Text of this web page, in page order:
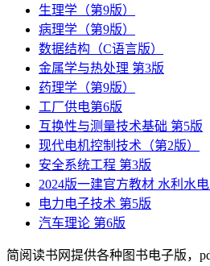
生理学（第9版）
病理学（第9版）
数据结构（C语言版）
金属学与热处理 第3版
药理学（第9版）
工厂供电第6版
互换性与测量技术基础 第5版
现代电机控制技术（第2版）
安全系统工程 第3版
2024版一建官方教材 水利水
电力电子技术 第5版
汽车理论 第6版
简阅读书网提供各种图书电子版，